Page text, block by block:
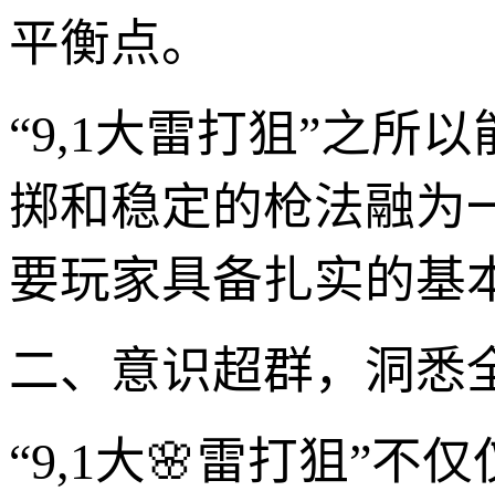
平衡点。
“9,1大雷打狙”之所
掷和稳定的枪法融为
要玩家具备扎实的基
二、意识超群，洞悉
“9,1大🌸雷打狙”不